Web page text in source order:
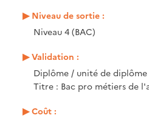
Niveau de sortie :
Niveau 4 (BAC)
Validation :
Diplôme / unité de diplôme
Titre : Bac pro métiers de
Coût :